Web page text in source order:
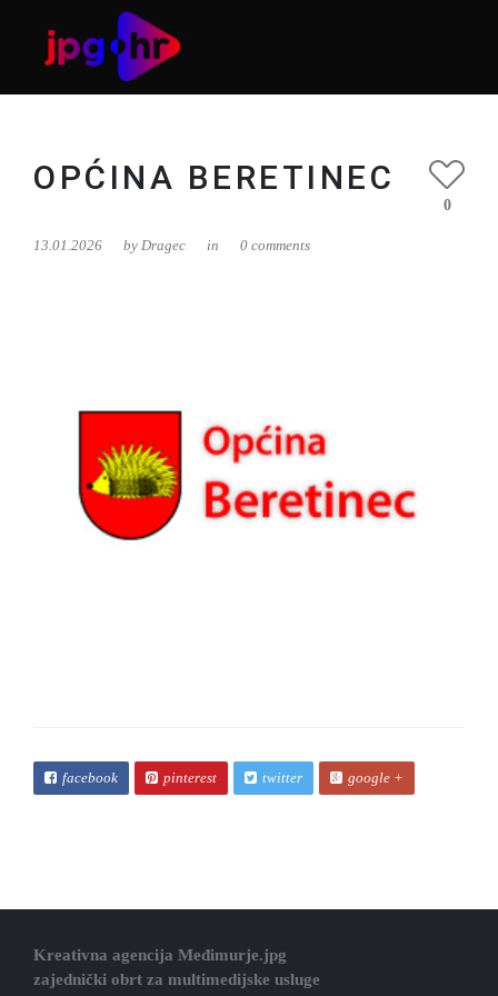
OPĆINA BERETINEC
13.01.2026 by Dragec in 0 comments
0
facebook pinterest twitter google +
Kreativna agencija Međimurje.jpg
zajednički obrt za multimedijske usluge